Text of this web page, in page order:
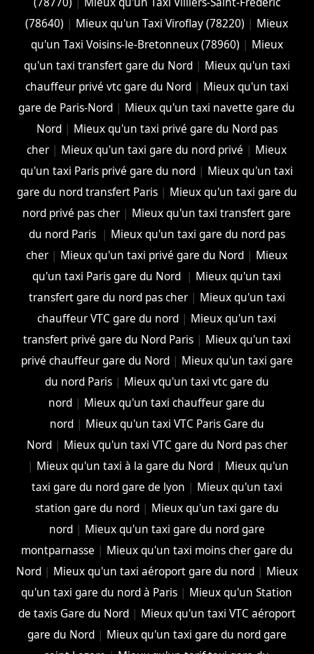
(78640) | Mieux qu'un Taxi Viroflay (78220) | Mieux
qu'un Taxi Voisins-le-Bretonneux (78960) | Mieux
qu'un taxi transfert gare du Nord| Mieux qu'un taxi
chauffeur privé vtc gare du Nord| Mieux qu'un taxi
gare de Paris-Nord | Mieux qu'un taxi navette gare du
Nord| Mieux qu'un taxi privé gare du Nord pas
cher | Mieux qu'un taxi gare du nord privé | Mieux
qu'un taxi Paris privé gare du nord | Mieux qu'un taxi
gare du nord transfert Paris| Mieux qu'un taxi gare du
nord privé pas cher | Mieux qu'un taxi transfert gare
du nord Paris | Mieux qu'un taxi gare du nord pas
cher | Mieux qu'un taxi privé gare du Nord | Mieux
qu'un taxi Paris gare du Nord | Mieux qu'un taxi
transfert gare du nord pas cher| Mieux qu'un taxi
chauffeur VTC gare du nord | Mieux qu'un taxi
transfert privé gare du Nord Paris| Mieux qu'un taxi
privé chauffeur gare du Nord| Mieux qu'un taxi gare
du nord Paris| Mieux qu'un taxi vtc gare du
nord | Mieux qu'un taxi chauffeur gare du
nord| Mieux qu'un taxi VTC Paris Gare du
Nord| Mieux qu'un taxi VTC gare du Nord pas cher
| Mieux qu'un taxi à la gare du Nord | Mieux qu'un
taxi gare du nord gare de lyon | Mieux qu'un taxi
station gare du nord| Mieux qu'un taxi gare du
nord| Mieux qu'un taxi gare du nord gare
montparnasse | Mieux qu'un taxi moins cher gare du
Nord| Mieux qu'un taxi aéroport gare du nord| Mieux
qu'un taxi gare du nord à Paris | Mieux qu'un Station
de taxis Gare du Nord| Mieux qu'un taxi VTC aéroport
gare du Nord| Mieux qu'un taxi gare du nord gare